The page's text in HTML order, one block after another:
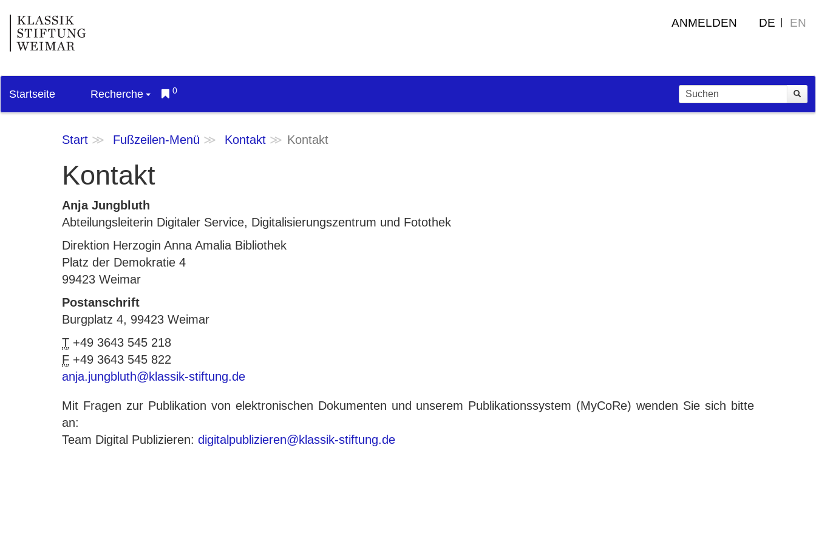
ANMELDEN DE EN
Startseite Recherche 0
Start Fußzeilen-Menü Kontakt Kontakt
Kontakt
Anja Jungbluth
Abteilungsleiterin Digitaler Service, Digitalisierungszentrum und Fotothek
Direktion Herzogin Anna Amalia Bibliothek
Platz der Demokratie 4
99423 Weimar
Postanschrift
Burgplatz 4, 99423 Weimar
T +49 3643 545 218
F +49 3643 545 822
anja.jungbluth@klassik-stiftung.de
Mit Fragen zur Publikation von elektronischen Dokumenten und unserem Publikationssystem (MyCoRe) wenden Sie sich bitte
an:
Team Digital Publizieren: digitalpublizieren@klassik-stiftung.de